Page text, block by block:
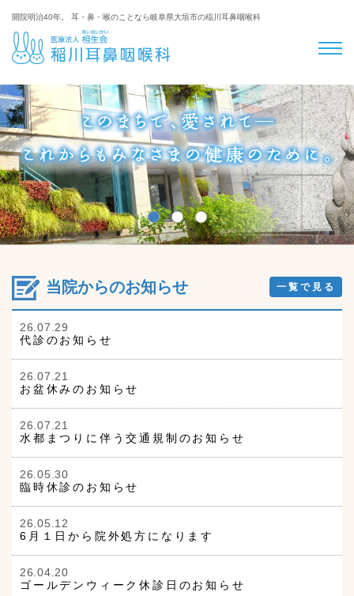
開院明治40年。 耳・鼻・喉のことなら岐阜県大垣市の稲川耳鼻咽喉科
当院からのお知らせ 一覧で見る
26.07.29
代診のお知らせ
26.07.21
お盆休みのお知らせ
26.07.21
水都まつりに伴う交通規制のお知らせ
26.05.30
臨時休診のお知らせ
26.05.12
6月１日から院外処方になります
26.04.20
ゴールデンウィーク休診日のお知らせ